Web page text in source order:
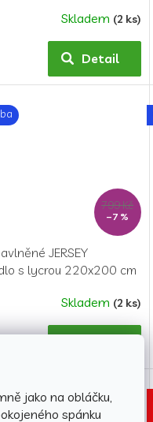
jako na obláčku,
spánku
Skladem (2 ks)
Detail
799 Kč
–7 %
JERSEY
s lycrou 220x200 cm
Skladem (2 ks)